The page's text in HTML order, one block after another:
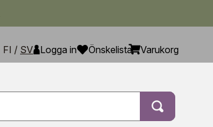
FI / SV Logga in Önskelista Varukorg